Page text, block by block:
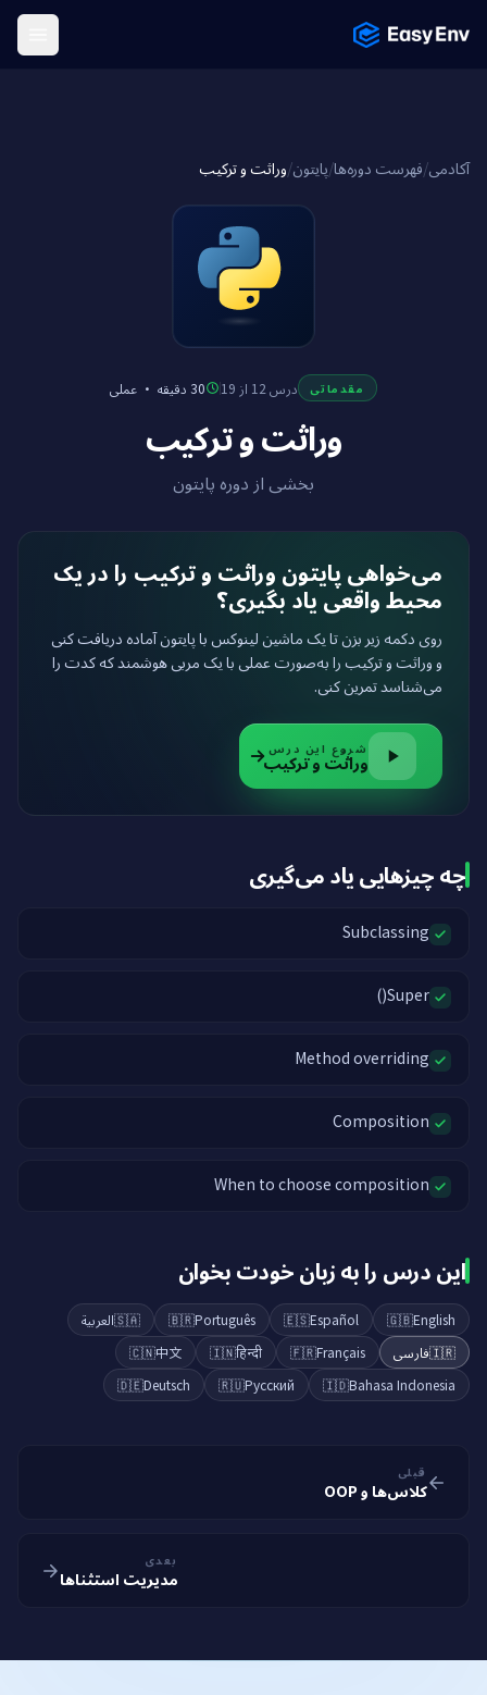
Menu
آکادمی/فهرست دوره‌ها/پایتون/وراثت و ترکیب
مقدماتی درس 12 از 19 30 دقیقه · عملی
وراثت و ترکیب
بخشی از دوره پایتون
می‌خواهی پایتون وراثت و ترکیب را در یک
محیط واقعی یاد بگیری؟
روی دکمه زیر بزن تا یک ماشین لینوکس با پایتون آماده دریافت کنی
و وراثت و ترکیب را به‌صورت عملی با یک مربی هوشمند که کدت را
می‌شناسد تمرین کنی.
شروع این درس
وراثت و ترکیب
چه چیزهایی یاد می‌گیری
Subclassing
Super()
Method overriding
Composition
When to choose composition
این درس را به زبان خودت بخوان
🇬🇧English
🇪🇸Español
🇧🇷Português
🇸🇦العربية
🇮🇷فارسی 🇫🇷Français
🇮🇳हिन्दी
🇨🇳中文
🇮🇩Bahasa Indonesia
🇷🇺Русский
🇩🇪Deutsch
قبلی
کلاس‌ها و OOP
بعدی
مدیریت استثناها